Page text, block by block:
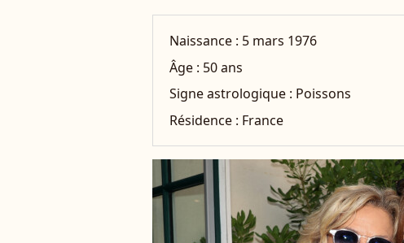
Naissance : 5 mars 1976
Âge : 50 ans
Signe astrologique : Poissons
Résidence : France